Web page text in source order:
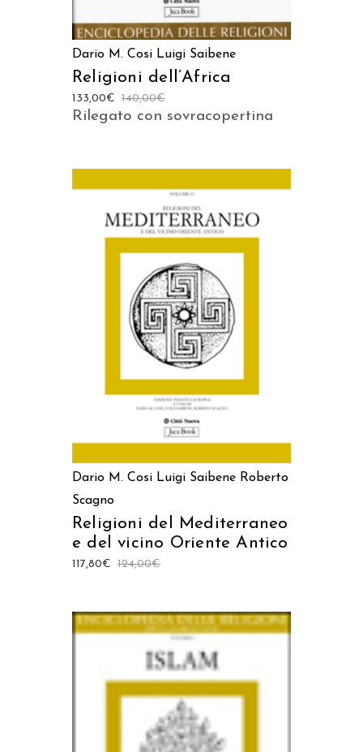
Dario M. Cosi Luigi Saibene
Religioni dell’Africa
140,00€
133,00€
Rilegato con sovracopertina
AGGIUNGI AL CARRELLO
Dario M. Cosi Luigi Saibene Roberto
Scagno
Religioni del Mediterraneo
e del vicino Oriente Antico
124,00€
117,80€